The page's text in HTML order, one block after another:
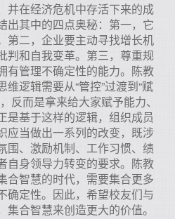
并在经济危机中存活下来的成
出其中的四点奥秘：第一，它
第二，企业要主动寻找增长机
判和自我变革。第三，尊重规
有管理不确定性的能力。陈教
逻辑需要从“管控”过渡到“赋
反而是拿来给大家赋予能力、
是基于这样的逻辑，组织成员
应当做出一系列的改变，既涉
围、激励机制、工作习惯、绩
自身领导力转变的要求。陈教
合智慧的时代，需要集合更多
确定性。因此，希望校友们与
合智慧来创造更大的价值。